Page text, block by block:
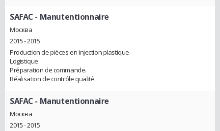
SAFAC - Manutentionnaire
Москва
2015 - 2015
Production de pièces en injection plastique.
Logistique.
Préparation de commande.
Réalisation de contrôle qualité.
SAFAC - Manutentionnaire
Москва
2015 - 2015